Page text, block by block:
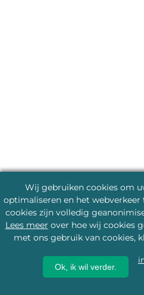
Wij gebruiken cookies om
optimaliseren en het webverkeer
cookies zijn volledig
Lees meer over hoe wij cookies
met ons gebruik van cookies,
Ok, ik wil verder.